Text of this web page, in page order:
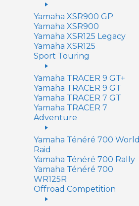
Yamaha XSR900 GP
Yamaha XSR900
Yamaha XSR125 Legacy
Yamaha XSR125
Sport Touring
Yamaha TRACER 9 GT+
Yamaha TRACER 9 GT
Yamaha TRACER 7 GT
Yamaha TRACER 7
Adventure
Yamaha Ténéré 700 World
Raid
Yamaha Ténéré 700 Rally
Yamaha Ténéré 700
WR125R
Offroad Competition